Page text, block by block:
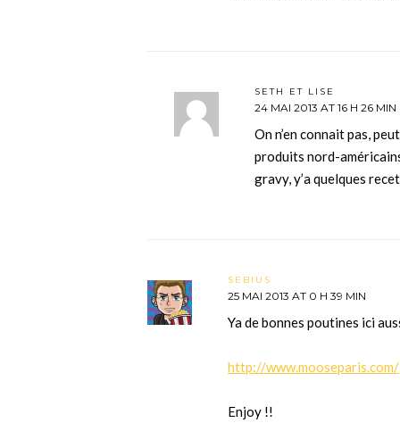
SETH ET LISE
24 MAI 2013 AT 16 H 26 MIN
On n’en connait pas,
produits nord-
gravy, y’a quelques
SEBIUS
25 MAI 2013 AT 0 H 39 MIN
Ya de bonnes poutines ici
http://www.mooseparis.com/
Enjoy !!